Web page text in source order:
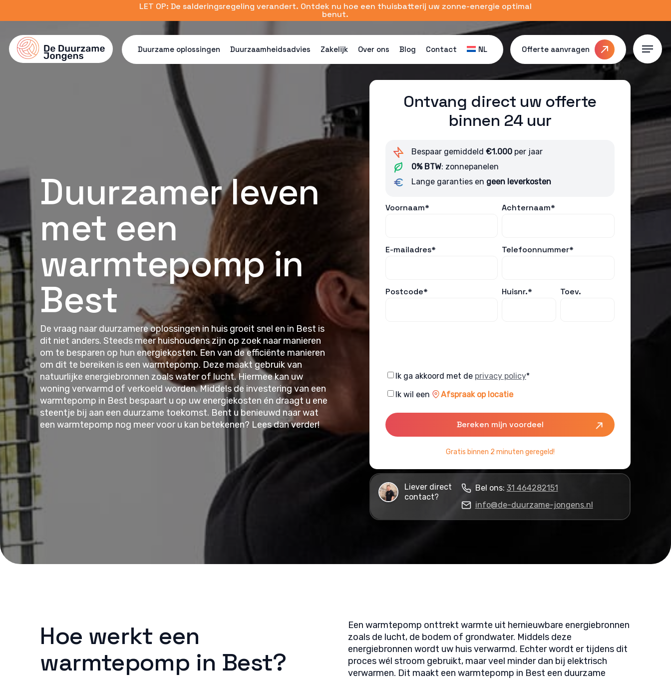
content
LET OP: De salderingsregeling verandert. Ontdek nu hoe een thuisbatterij uw zonne-energie optimal
benut.
Duurzame oplossingen Duurzaamheidsadvies Zakelijk Over ons Blog Contact NL Offerte aanvragen Menu
Duurzamer leven
met een
warmtepomp in
Best
De vraag naar duurzamere oplossingen in huis groeit snel en in Best is
dit niet anders. Steeds meer huishoudens zijn op zoek naar manieren
om te besparen op hun energiekosten. Een van de efficiënte manieren
om dit te bereiken is een warmtepomp. Deze maakt gebruik van
natuurlijke energiebronnen zoals water of lucht. Hiermee kan uw
woning verwarmd of verkoeld worden. Middels de investering van een
warmtepomp in Best bespaart u op uw energiekosten én draagt u ene
steentje bij aan een duurzame toekomst. Bent u benieuwd naar wat
een warmtepomp nog meer voor u kan betekenen? Lees dan verder!
Ontvang direct uw offerte
binnen 24 uur
Bespaar gemiddeld €1.000per jaar
0% BTW: zonnepanelen
Lange garanties en geen leverkosten
Voornaam* Achternaam*
E-mailadres* Telefoonnummer*
Postcode* Huisnr.* Toev.
Consent
Ik ga akkoord met de privacy policy*
Consent
Ik wil een Afspraak op locatie
Gratis binnen 2 minuten geregeld!
Liever direct
contact?
Bel ons: 31 464282151
info@de-duurzame-jongens.nl
Hoe werkt een
warmtepomp in Best?
Een warmtepomp onttrekt warmte uit hernieuwbare energiebronnen
zoals de lucht, de bodem of grondwater. Middels deze
energiebronnen wordt uw huis verwarmd. Echter wordt er tijdens dit
proces wél stroom gebruikt, maar veel minder dan bij elektrisch
verwarmen. Dit maakt een warmtepomp in Best een duurzame